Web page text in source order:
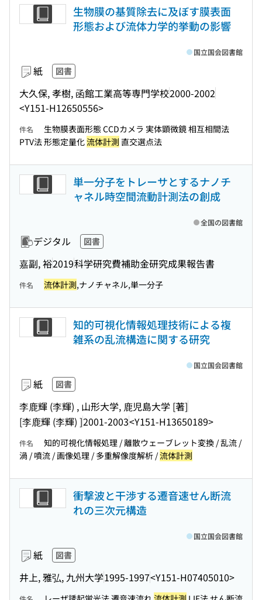
生物膜の基質除去に及ぼす膜表面
形態および流体力学的挙動の影響
紙 図書
大久保, 孝樹, 函館工業高等専門学校2000-2002
<Y151-H12650556>
国立国会図書館
件名
生物膜表面形態 CCDカメラ 実体顕微鏡 相互相間法
PTV法 形態定量化流体計測 直交選点法
単一分子をトレーサとするナノチ
ャネル時空間流動計測法の創成
デジタル 図書
嘉副, 裕2019科学研究費補助金研究成果報告書
全国の図書館
件名 流体計測,ナノチャネル,単一分子
知的可視化情報処理技術による複
雑系の乱流構造に関する研究
紙 図書
李鹿輝 (李輝) , 山形大学, 鹿児島大学 [著]
[李鹿輝 (李輝) ]2001-2003<Y151-H13650189>
国立国会図書館
件名
知的可視化情報処理 / 離散ウェーブレット変換 / 乱流 /
渦 / 噴流 / 画像処理 / 多重解像度解析 /流体計測
衝撃波と干渉する遷音速せん断流
れの三次元構造
紙 図書
井上, 雅弘, 九州大学1995-1997<Y151-H07405010>
国立国会図書館